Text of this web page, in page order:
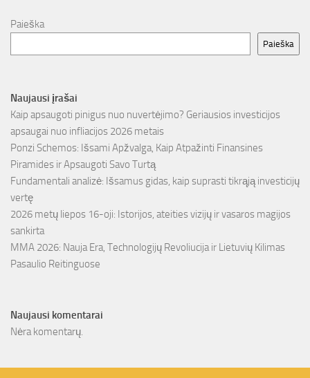
Paieška
Paieška
Naujausi įrašai
Kaip apsaugoti pinigus nuo nuvertėjimo? Geriausios investicijos
apsaugai nuo infliacijos 2026 metais
Ponzi Schemos: Išsami Apžvalga, Kaip Atpažinti Finansines
Piramides ir Apsaugoti Savo Turtą
Fundamentali analizė: Išsamus gidas, kaip suprasti tikrąją investicijų
vertę
2026 metų liepos 16-oji: Istorijos, ateities vizijų ir vasaros magijos
sankirta
MMA 2026: Nauja Era, Technologijų Revoliucija ir Lietuvių Kilimas
Pasaulio Reitinguose
Naujausi komentarai
Nėra komentarų.